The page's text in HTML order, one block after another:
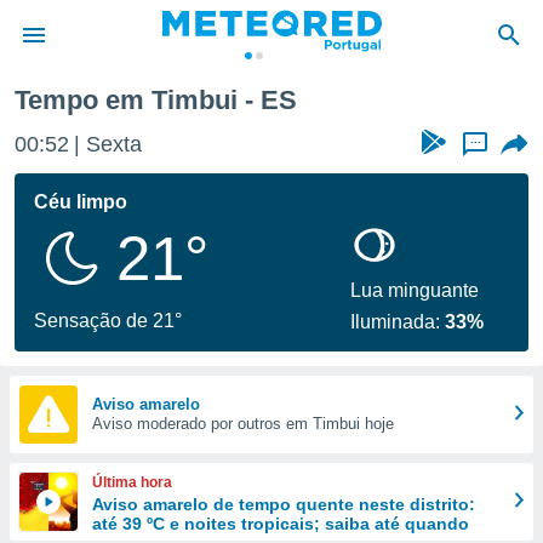
da
foi
fornecidas
a este
das
e
forma
digital
Tempo em Timbui - ES
00:52 Sexta ...
Céu limpo
21°
Sensação de 21°
Lua minguante
Iluminada:33%
Aviso amarelo
Aviso moderado por outros em Timbui hoje
Última hora
Aviso amarelo de tempo quente neste distrito:
até 39 ºC e noites tropicais; saiba até quando